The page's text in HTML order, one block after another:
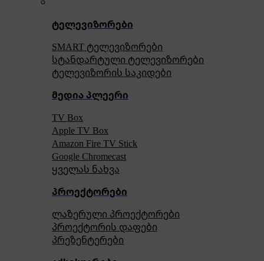
ტელევიზორები
SMART ტელევიზორები
სტანდარტული ტელევიზორები
ტელევიზორის საკიდები
მედია პლეერი
TV Box
Apple TV Box
Amazon Fire TV Stick
Google Chromecast
ყველას ნახვა
პროექტორები
ლაზერული პროექტორები
პროექტორის დაფები
პრეზენტერები